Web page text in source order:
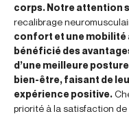
corps. Notre attention
recalibrage
confort et une mobilité
bénéficié des
d’une meilleure
bien-être, faisant de
expérience positive.
priorité à la satisfaction